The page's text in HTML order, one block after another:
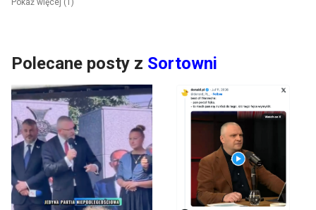
Pokaż więcej (1)
Polecane posty z Sortowni